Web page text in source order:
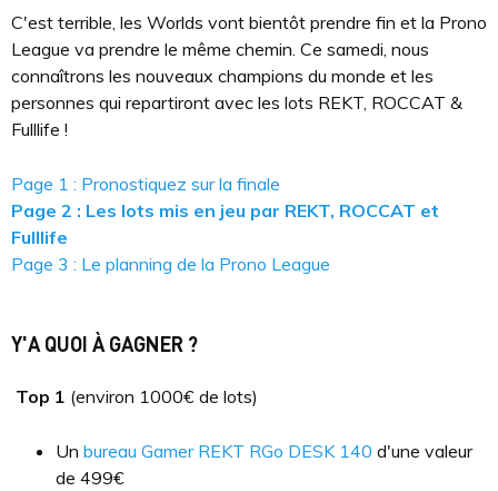
C'est terrible, les Worlds vont bientôt prendre fin et la Prono
League va prendre le même chemin. Ce samedi, nous
connaîtrons les nouveaux champions du monde et les
personnes qui repartiront avec les lots REKT, ROCCAT &
Fulllife !
Page 1 : Pronostiquez sur la finale
Page 2 : Les lots mis en jeu par REKT, ROCCAT et
Fulllife
Page 3 : Le planning de la Prono League
Y'A QUOI À GAGNER ?
Top 1 (environ 1000€ de lots)
Un bureau Gamer REKT RGo DESK 140 d'une valeur
de 499€